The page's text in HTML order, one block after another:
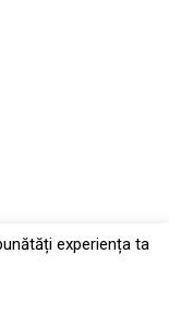
experiența ta